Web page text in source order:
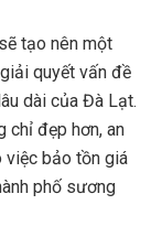
tạo nên một
quyết vấn đề
dài của Đà Lạt.
chỉ đẹp hơn, an
việc bảo tồn giá
phố sương